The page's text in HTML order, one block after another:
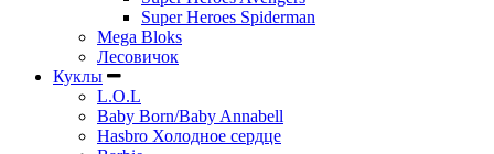
Super Heroes Spiderman
Mega Bloks
Лесовичок
Куклы
L.O.L
Baby Born/Baby Annabell
Hasbro Холодное сердце